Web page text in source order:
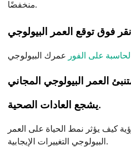
منخفضًا.
على الفور
العمر البيولوجي المجاني
يشجع العادات الصحية.
كيف يؤثر نمط الحياة على العمر
البيولوجي التغييرات الإيجابية.